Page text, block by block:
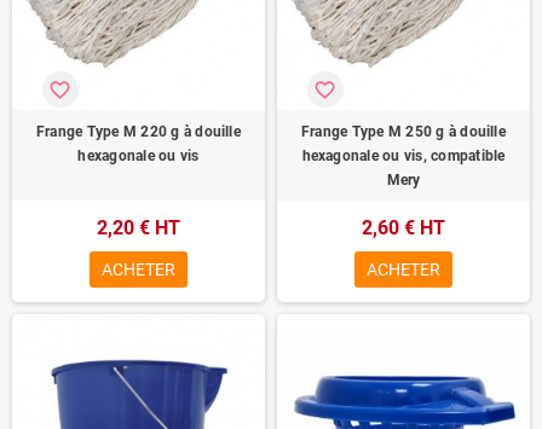
Frange Type M 220 g à douille
hexagonale ou vis
favorite_border
2,20 € HT
ACHETER
Frange Type M 250 g à douille
hexagonale ou vis, compatible
Mery
favorite_border
2,60 € HT
ACHETER